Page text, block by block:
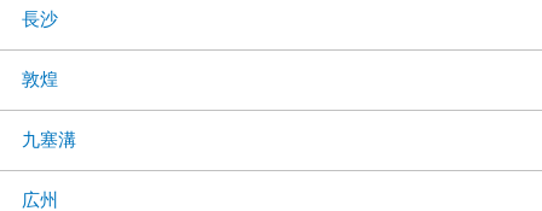
長沙
敦煌
九塞溝
広州